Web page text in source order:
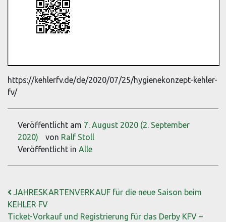
https://kehlerfv.de/de/2020/07/25/hygienekonzept-kehler-
fv/
Veröffentlicht am 7. August 2020 (2. September
2020)
von Ralf Stoll
Veröffentlicht in Alle
Beitrags-Navigation
JAHRESKARTENVERKAUF für die neue Saison beim
KEHLER FV
Ticket-Vorkauf und Registrierung für das Derby KFV –